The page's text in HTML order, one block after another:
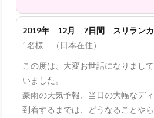
2019年 12月 7日間 スリランカ
1名様 （日本在住）
この度は、大変お世話になりまし
いました。
豪雨の天気予報、当日の大幅なデ
到着するまでは、どうなることや